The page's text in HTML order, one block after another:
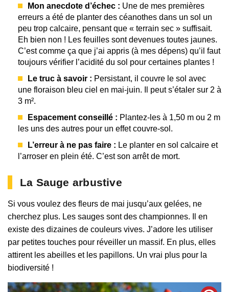
Mon anecdote d’échec : Une de mes premières
erreurs a été de planter des céanothes dans un sol un
peu trop calcaire, pensant que « terrain sec » suffisait.
Eh bien non ! Les feuilles sont devenues toutes jaunes.
C’est comme ça que j’ai appris (à mes dépens) qu’il faut
toujours vérifier l’acidité du sol pour certaines plantes !
Le truc à savoir : Persistant, il couvre le sol avec
une floraison bleu ciel en mai-juin. Il peut s’étaler sur 2 à
3 m².
Espacement conseillé : Plantez-les à 1,50 m ou 2 m
les uns des autres pour un effet couvre-sol.
L’erreur à ne pas faire : Le planter en sol calcaire et
l’arroser en plein été. C’est son arrêt de mort.
La Sauge arbustive
Si vous voulez des fleurs de mai jusqu’aux gelées, ne
cherchez plus. Les sauges sont des championnes. Il en
existe des dizaines de couleurs vives. J’adore les utiliser
par petites touches pour réveiller un massif. En plus, elles
attirent les abeilles et les papillons. Un vrai plus pour la
biodiversité !